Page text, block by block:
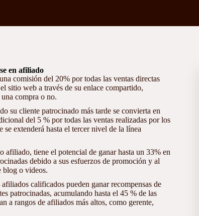
en afiliado
comisión del 20% por todas las ventas directas
sitio web a través de su enlace compartido,
compra o no.
su cliente patrocinado más tarde se convierta en
del 5 % por todas las ventas realizadas por los
se extenderá hasta el tercer nivel de la línea
afiliado, tiene el potencial de ganar hasta un 33% en
debido a sus esfuerzos de promoción y al
blog o videos.
calificados pueden ganar recompensas de
patrocinadas, acumulando hasta el 45 % de las
a rangos de afiliados más altos, como gerente,